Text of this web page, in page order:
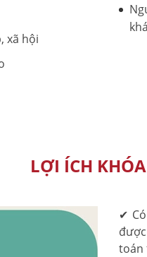
xã hội
LỢI ÍCH
✔
toán